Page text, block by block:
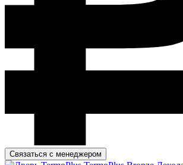
Связаться с менеджером